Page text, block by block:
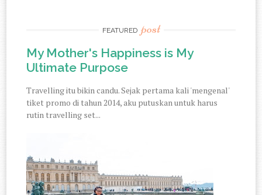
FEATURED post
My Mother's Happiness is My
Ultimate Purpose
Travelling itu bikin candu. Sejak pertama kali 'mengenal'
tiket promo di tahun 2014, aku putuskan untuk harus
rutin travelling set...